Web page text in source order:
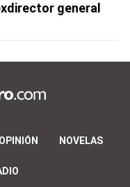
general
OPINIÓN NOVELAS